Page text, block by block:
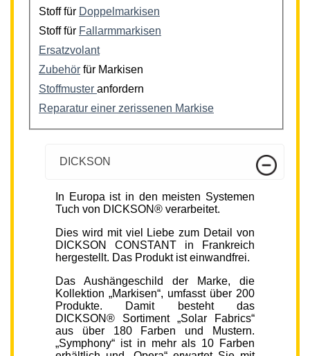
Stoff für Doppelmarkisen
Stoff für Fallarmmarkisen
Ersatzvolant
Zubehör für Markisen
Stoffmuster anfordern
Reparatur einer zerissenen Markise
DICKSON
In Europa ist in den meisten Systemen
Tuch von DICKSON® verarbeitet.
Dies wird mit viel Liebe zum Detail von
DICKSON CONSTANT in Frankreich
hergestellt. Das Produkt ist einwandfrei.
Das Aushängeschild der Marke, die
Kollektion „Markisen“, umfasst über 200
Produkte. Damit besteht das
DICKSON® Sortiment „Solar Fabrics“
aus über 180 Farben und Mustern.
„Symphony“ ist in mehr als 10 Farben